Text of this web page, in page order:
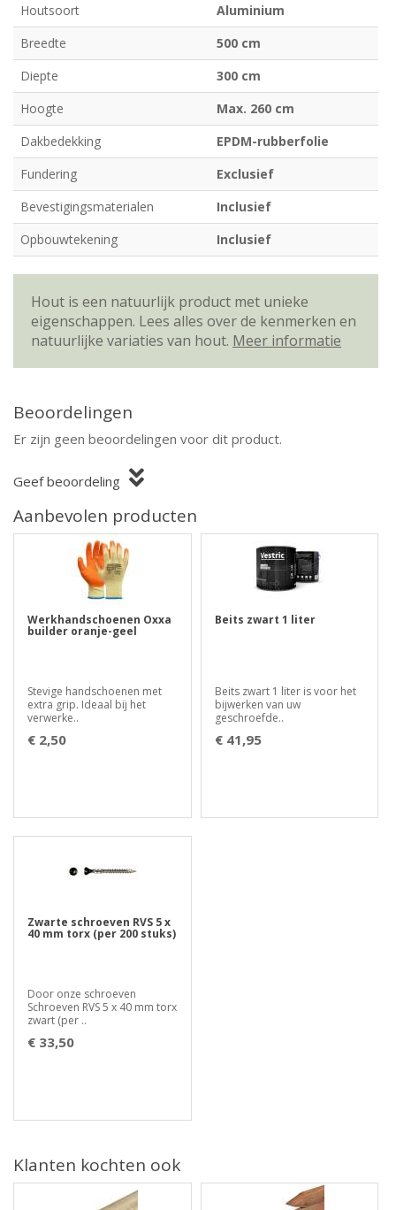
Houtsoort
Aluminium
Breedte
500 cm
Diepte
300 cm
Hoogte
Max. 260 cm
Dakbedekking
EPDM-rubberfolie
Fundering
Exclusief
Bevestigingsmaterialen
Inclusief
Opbouwtekening
Inclusief
Hout is een natuurlijk product met unieke
eigenschappen. Lees alles over de kenmerken en
natuurlijke variaties van hout. Meer informatie
Beoordelingen
Er zijn geen beoordelingen voor dit product.
Geef beoordeling
Aanbevolen producten
Werkhandschoenen Oxxa
builder oranje-geel
Stevige handschoenen met
extra grip. Ideaal bij het
verwerke..
€ 2,50
Beits zwart 1 liter
Beits zwart 1 liter is voor het
bijwerken van uw
geschroefde..
€ 41,95
Zwarte schroeven RVS 5 x
40 mm torx (per 200 stuks)
Door onze schroeven
Schroeven RVS 5 x 40 mm torx
zwart (per ..
€ 33,50
Klanten kochten ook